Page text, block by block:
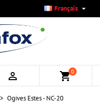
Français 
 shopping_cart0
Ogives Estes - NC-20
×
×
Créer une liste d'envies
×
des produits à votre
Connexion